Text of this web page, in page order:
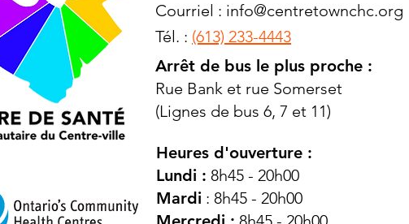
Courriel : info@centretownchc.org
Tél. : (613) 233-4443
Arrêt de bus le plus proche :
Rue Bank et rue Somerset
(Lignes de bus 6, 7 et 11)
Heures d'ouverture :
Lundi : 8h45 - 20h00
Mardi : 8h45 - 20h00